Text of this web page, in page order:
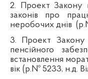
2.
Проект Закону
законів про
неробочих днів
3. Проект Закону
пенсійного
встановлення
вік (р.№ 5233, н.д.